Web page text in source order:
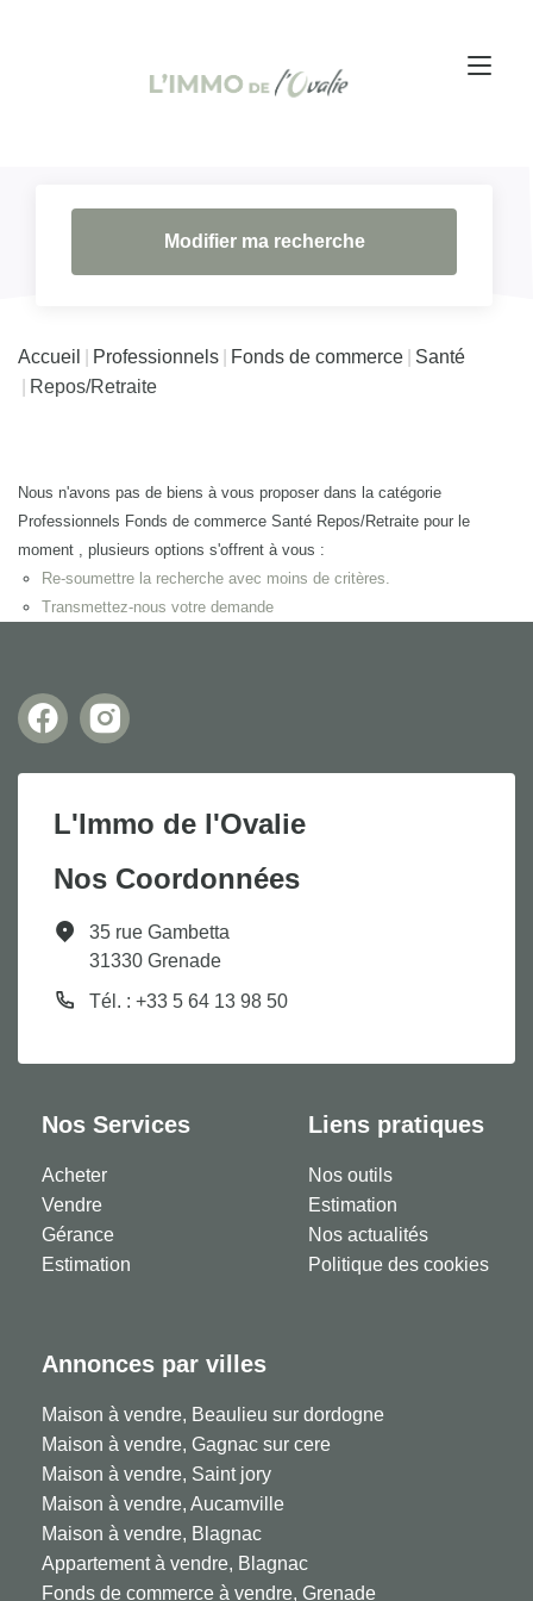
Modifier ma recherche
Accueil Professionnels Fonds de commerce
Santé
Repos/Retraite
Nous n'avons pas de biens à vous proposer dans la catégorie
Professionnels Fonds de commerce Santé Repos/Retraite pour le
moment , plusieurs options s'offrent à vous :
Re-soumettre la recherche avec moins de critères.
Transmettez-nous votre demande
L'Immo de l'Ovalie
Nos Coordonnées
35 rue Gambetta
31330 Grenade
Tél. : +33 5 64 13 98 50
Nos Services
Acheter
Vendre
Gérance
Estimation
Liens pratiques
Nos outils
Estimation
Nos actualités
Politique des cookies
Annonces par villes
Maison à vendre, Beaulieu sur dordogne
Maison à vendre, Gagnac sur cere
Maison à vendre, Saint jory
Maison à vendre, Aucamville
Maison à vendre, Blagnac
Appartement à vendre, Blagnac
Fonds de commerce à vendre, Grenade